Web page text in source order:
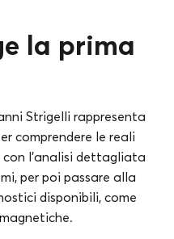
la prima
Strigelli rappresenta
comprendere le reali
l’analisi dettagliata
per poi passare alla
disponibili, come